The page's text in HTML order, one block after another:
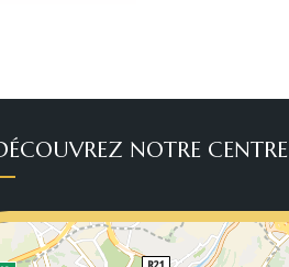
NOTRE CENTRE